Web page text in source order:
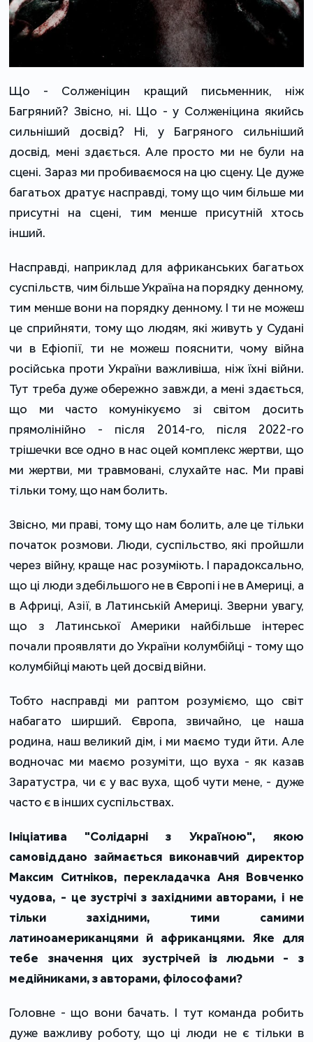
Що - Солженіцин кращий письменник, ніж
Багряний? Звісно, ні. Що - у Солженіцина якийсь
сильніший досвід? Ні, у Багряного сильніший
досвід, мені здається. Але просто ми не були на
сцені. Зараз ми пробиваємося на цю сцену. Це дуже
багатьох дратує насправді, тому що чим більше ми
присутні на сцені, тим менше присутній хтось
інший.
Насправді, наприклад для африканських багатьох
суспільств, чим більше Україна на порядку денному,
тим менше вони на порядку денному. І ти не можеш
це сприйняти, тому що людям, які живуть у Судані
чи в Ефіопії, ти не можеш пояснити, чому війна
російська проти України важливіша, ніж їхні війни.
Тут треба дуже обережно завжди, а мені здається,
що ми часто комунікуємо зі світом досить
прямолінійно - після 2014-го, після 2022-го
трішечки все одно в нас оцей комплекс жертви, що
ми жертви, ми травмовані, слухайте нас. Ми праві
тільки тому, що нам болить.
Звісно, ми праві, тому що нам болить, але це тільки
початок розмови. Люди, суспільство, які пройшли
через війну, краще нас розуміють. І парадоксально,
що ці люди здебільшого не в Європі і не в Америці, а
в Африці, Азії, в Латинській Америці. Зверни увагу,
що з Латинської Америки найбільше інтерес
почали проявляти до України колумбійці - тому що
колумбійці мають цей досвід війни.
Тобто насправді ми раптом розуміємо, що світ
набагато ширший. Європа, звичайно, це наша
родина, наш великий дім, і ми маємо туди йти. Але
водночас ми маємо розуміти, що вуха - як казав
Заратустра, чи є у вас вуха, щоб чути мене, - дуже
часто є в інших суспільствах.
Ініціатива "Солідарні з Україною", якою
самовіддано займається виконавчий директор
Максим Ситніков, перекладачка Аня Вовченко
чудова, - це зустрічі з західними авторами, і не
тільки західними, тими самими
латиноамериканцями й африканцями. Яке для
тебе значення цих зустрічей із людьми - з
медійниками, з авторами, філософами?
Головне - що вони бачать. І тут команда робить
дуже важливу роботу, що ці люди не є тільки в